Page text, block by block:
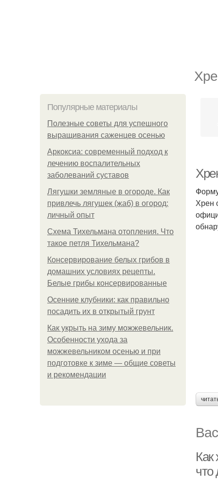
Популярные материалы
Полезные советы для успешного
выращивания саженцев осенью
Аркоксиа: современный подход к
лечению воспалительных
заболеваний суставов
Лягушки земляные в огороде. Как
привлечь лягушек (жаб) в огород:
личный опыт
Схема Тихельмана отопления. Что
такое петля Тихельмана?
Консервирование белых грибов в
домашних условиях рецепты.
Белые грибы консервированные
Осенние клубники: как правильно
посадить их в открытый грунт
Как укрыть на зиму можжевельник.
Особенности ухода за
можжевельником осенью и при
подготовке к зиме — общие советы
и рекомендации
Хрен
Как
что